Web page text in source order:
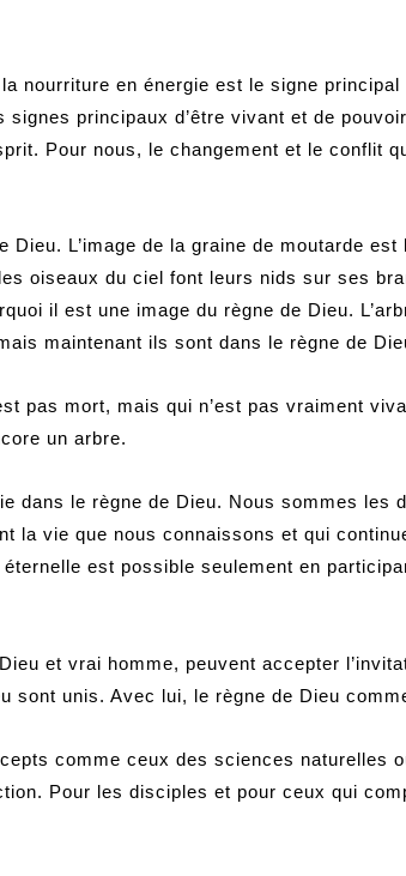
nourriture en énergie est le signe
principaux d’être vivant et de
Pour nous, le changement et le conflit
L’image de la graine de moutarde
oiseaux du ciel font leurs nids sur ses
il est une image du règne de Dieu.
maintenant ils sont dans le règne de
pas mort, mais qui n’est pas vraiment
un arbre.
dans le règne de Dieu. Nous sommes les
la vie que nous connaissons et qui
est possible seulement en
et vrai homme, peuvent accepter
sont unis. Avec lui, le règne de Dieu
comme ceux des sciences naturelles
Pour les disciples et pour ceux qui